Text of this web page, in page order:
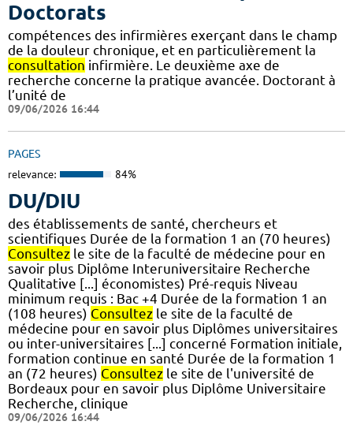
Doctorats
compétences des infirmières exerçant dans le champ
de la douleur chronique, et en particulièrement la
consultation infirmière. Le deuxième axe de
recherche concerne la pratique avancée. Doctorant à
l’unité de
09/06/2026 16:44
PAGES
relevance: 84%
DU/DIU
des établissements de santé, chercheurs et
scientifiques Durée de la formation 1 an (70 heures)
Consultez le site de la faculté de médecine pour en
savoir plus Diplôme Interuniversitaire Recherche
Qualitative [...] économistes) Pré-requis Niveau
minimum requis : Bac +4 Durée de la formation 1 an
(108 heures) Consultez le site de la faculté de
médecine pour en savoir plus Diplômes universitaires
ou inter-universitaires [...] concerné Formation initiale,
formation continue en santé Durée de la formation 1
an (72 heures) Consultez le site de l'université de
Bordeaux pour en savoir plus Diplôme Universitaire
Recherche, clinique
09/06/2026 16:44